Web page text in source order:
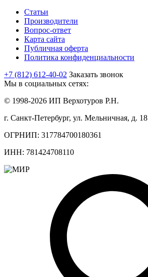
Статьи
Производители
Вопрос-ответ
Карта сайта
Публичная оферта
Политика конфиденциальности
+7 (812) 612-40-02 Заказать звонок
Мы в социальных сетях:
© 1998-2026 ИП Верхотуров Р.Н.
г. Санкт-Петербург, ул. Мельничная, д. 18
ОГРНИП: 317784700180361
ИНН: 781424708110